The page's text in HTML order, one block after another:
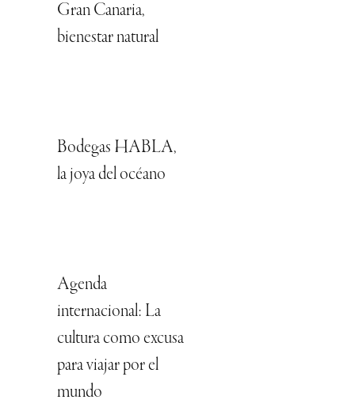
Gran Canaria,
bienestar natural
Bodegas HABLA,
la joya del océano
Agenda
internacional: La
cultura como excusa
para viajar por el
mundo